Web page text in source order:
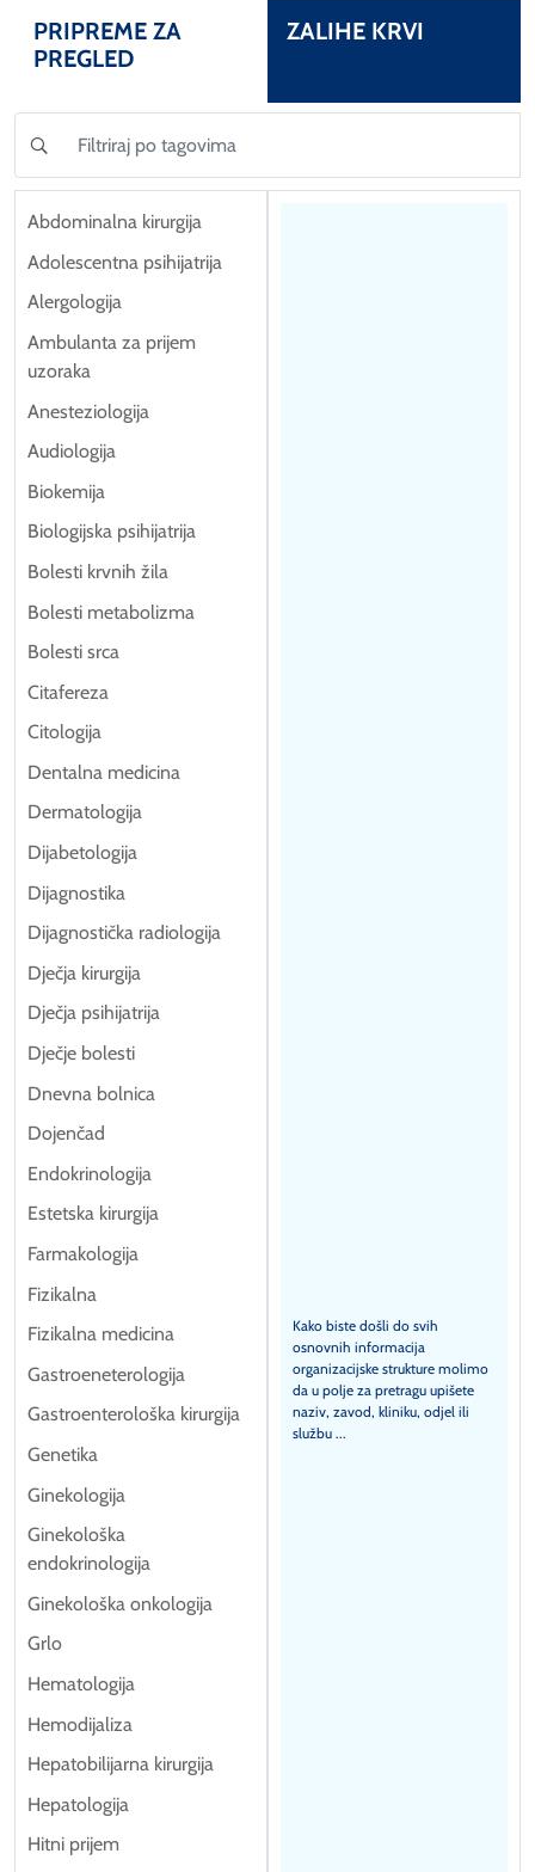
PRIPREME ZA
PREGLED
ZALIHE KRVI
Abdominalna kirurgija
Adolescentna psihijatrija
Alergologija
Ambulanta za prijem
uzoraka
Anesteziologija
Audiologija
Biokemija
Biologijska psihijatrija
Bolesti krvnih žila
Bolesti metabolizma
Bolesti srca
Citafereza
Citologija
Dentalna medicina
Dermatologija
Dijabetologija
Dijagnostika
Dijagnostička radiologija
Dječja kirurgija
Dječja psihijatrija
Dječje bolesti
Dnevna bolnica
Dojenčad
Endokrinologija
Estetska kirurgija
Farmakologija
Fizikalna
Fizikalna medicina
Gastroeneterologija
Gastroenterološka kirurgija
Genetika
Ginekologija
Ginekološka
endokrinologija
Ginekološka onkologija
Grlo
Hematologija
Hemodijaliza
Hepatobilijarna kirurgija
Hepatologija
Hitni prijem
Kako biste došli do svih
osnovnih informacija
organizacijske strukture molimo
da u polje za pretragu upišete
naziv, zavod, kliniku, odjel ili
službu ...